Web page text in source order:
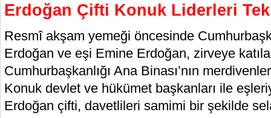
Erdoğan Çifti Konuk Liderleri Tek
Resmî akşam yemeği öncesinde
Erdoğan ve eşi Emine Erdoğan, zirveye
Cumhurbaşkanlığı Ana Binası’nın
Konuk devlet ve hükümet başkanları ile
Erdoğan çifti, davetlileri samimi bir şekilde